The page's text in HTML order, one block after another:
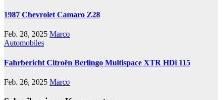
1987 Chevrolet Camaro Z28
Feb. 28, 2025 Marco
Automobiles
Fahrbericht Citroën Berlingo Multispace XTR HDi 115
Feb. 26, 2025 Marco